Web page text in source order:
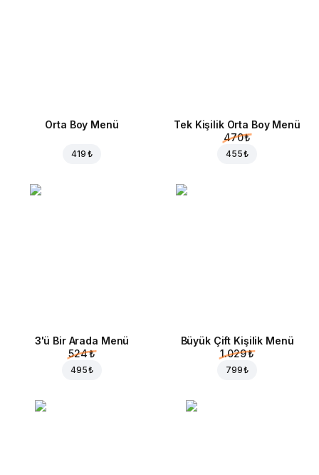
Orta Boy Menü
419 ₺
Tek Kişilik Orta Boy Menü
470 ₺
455 ₺
3'ü Bir Arada Menü
524 ₺
495 ₺
Büyük Çift Kişilik Menü
1.029 ₺
799 ₺